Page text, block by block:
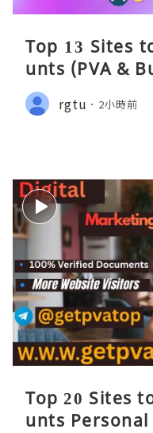
Top 13 Sites
unts (PVA &
rgtu 2小時前
Top 20 Sites
unts Personal